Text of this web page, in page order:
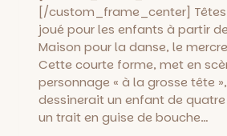
[/custom_frame_center] Têtes
joué pour les enfants à partir de
Maison pour la danse, le
Cette courte forme, met en
personnage « à la grosse tête
dessinerait un enfant de quatre
un trait en guise de bouche…